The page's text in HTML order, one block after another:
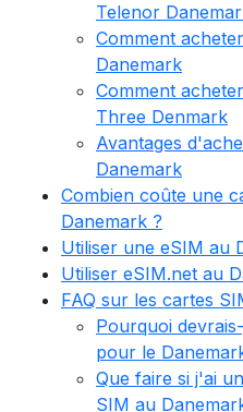
Telenor
Comment
Danemark
Comment
Three Denmark
Avantages
Danemark
Combien coûte une
Danemark ?
Utiliser une eSIM au
Utiliser eSIM.net au
FAQ sur les cartes
Pourquoi
pour le
Que faire si j'ai
SIM au